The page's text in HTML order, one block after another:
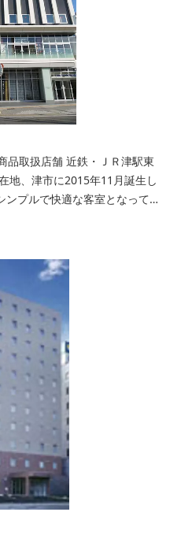
鉄・ＪＲ津駅東
地、津市に2015年11月誕生し
プルで快適な客室となってお
布団をご用意。女性にやさし
、連泊の方用にコインランド
温泉大浴場「四季乃湯」で